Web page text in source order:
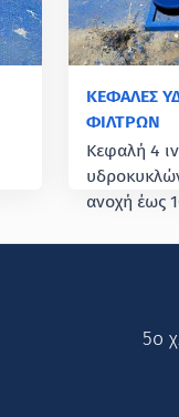
ΚΕΦΑΛΕΣ
ΦΙΛΤΡΩΝ
Κεφαλή 4
ανοχή έως
5ο